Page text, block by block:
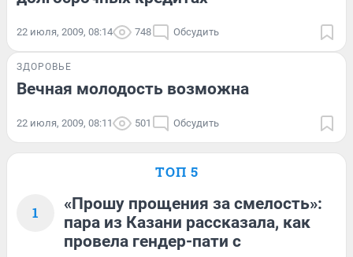
22 июля, 2009, 08:14 748 Обсудить
ЗДОРОВЬЕ
Вечная молодость возможна
22 июля, 2009, 08:11 501 Обсудить
ТОП 5
1
«Прошу прощения за смелость»:
пара из Казани рассказала, как
провела гендер-пати с